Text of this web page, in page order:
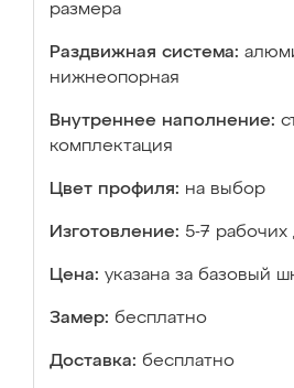
размера
Раздвижная система:
нижнеопорная
Внутреннее наполнение:
комплектация
Цвет профиля: на выбор
Изготовление: 5-7 рабочих
Цена: указана за базовый
Замер: бесплатно
Доставка: бесплатно